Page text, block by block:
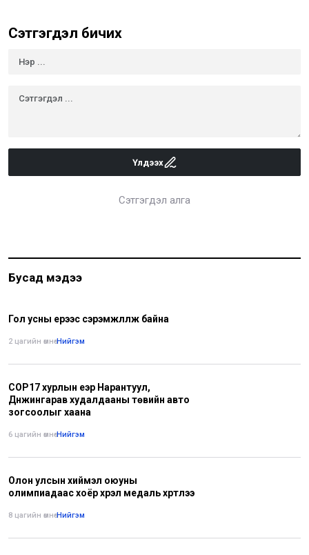
Сэтгэгдэл бичих
Үлдээх
Сэтгэгдэл алга
Бусад мэдээ
Гол усны үерээс сэрэмжлүүлж байна
2 цагийн өмнө•Нийгэм
COP17 хурлын үеэр Нарантуул,
Дүнжингарав худалдааны төвийн авто
зогсоолыг хаана
6 цагийн өмнө•Нийгэм
Олон улсын хиймэл оюуны
олимпиадаас хоёр хүрэл медаль хүртлээ
8 цагийн өмнө•Нийгэм